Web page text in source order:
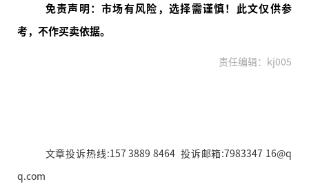
免责声明：市场有风险，选择需谨慎！此文仅供参
考，不作买卖依据。
责任编辑：kj005
文章投诉热线:157 3889 8464 投诉邮箱:7983347 16@q
q.com